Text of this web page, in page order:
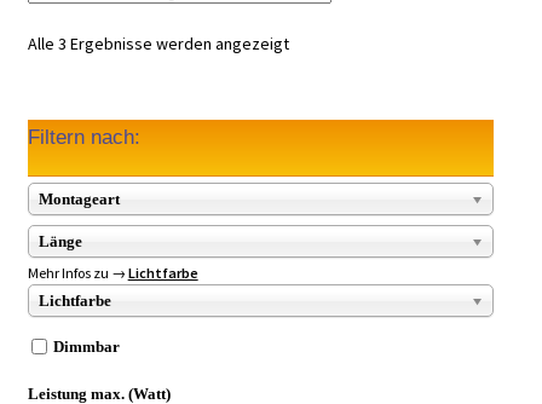
Alle 3 Ergebnisse werden angezeigt
Filtern nach:
Montageart
Länge
Mehr Infos zu → Lichtfarbe
Lichtfarbe
Dimmbar
Leistung max. (Watt)